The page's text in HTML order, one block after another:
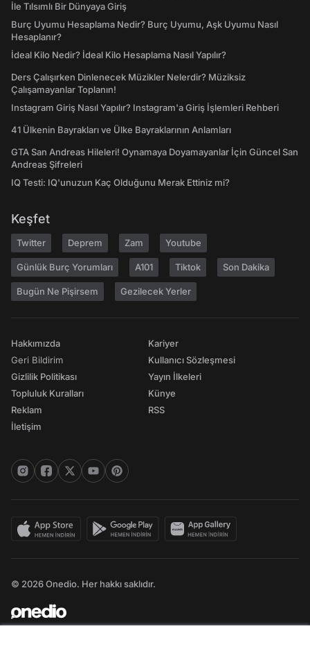
İle Tılsımlı Bir Dünyaya Giriş
Burç Uyumu Hesaplama Nedir? Burç Uyumu, Aşk Uyumu Nasıl
Hesaplanır?
İdeal Kilo Nedir? İdeal Kilo Hesaplama Nasıl Yapılır?
Ders Çalışırken Dinlenecek Müzikler Nelerdir? Müziksiz
Çalışamayanlar Toplanın!
Instagram Giriş Nasıl Yapılır? Instagram'a Giriş İşlemleri Rehberi
41 Ülkenin Bayrakları ve Ülke Bayraklarının Anlamları
GTA San Andreas Hileleri! Oynamaya Doyamayanlar İçin Güncel San
Andreas Şifreleri
IQ Testi: IQ'unuzun Kaç Olduğunu Merak Ettiniz mi?
Keşfet
Twitter Deprem Zam Youtube
Günlük Burç Yorumları A101 Tiktok Son Dakika
Bugün Ne Pişirsem Gezilecek Yerler
Hakkımızda
Geri Bildirim
Gizlilik Politikası
Topluluk Kuralları
Reklam
İletişim
Kariyer
Kullanıcı Sözleşmesi
Yayın İlkeleri
Künye
RSS
© 2026 Onedio. Her hakkı saklıdır.